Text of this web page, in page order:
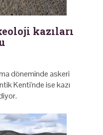
kazıları
döneminde askeri
Kenti'nde ise kazı